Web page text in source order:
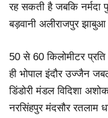
रह सकती है जबकि नर्मदा
बड़वानी अलीराजपुर
50 से 60 किलोमीटर
ही भोपाल इंदौर उज्जैन
डिंडोरी मंडल विदिशा
नरसिंहपुर मंदसौर रतलाम